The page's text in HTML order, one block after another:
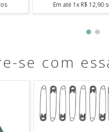
Em até 1xR$ 12,90
se com